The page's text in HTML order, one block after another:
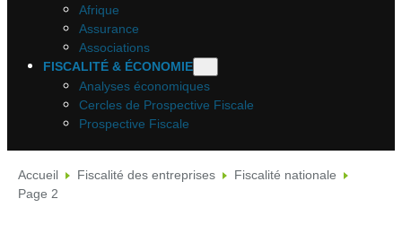
Afrique
Assurance
Associations
FISCALITÉ & ÉCONOMIE
Analyses économiques
Cercles de Prospective Fiscale
Prospective Fiscale
Accueil Fiscalité des entreprises
Fiscalité nationale
Page 2